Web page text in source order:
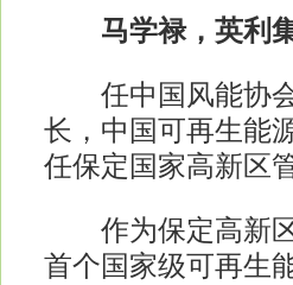
马学禄，英利
任中国风能协会
长，中国可再生能
任保定国家高新区
作为保定高新区
首个国家级可再生